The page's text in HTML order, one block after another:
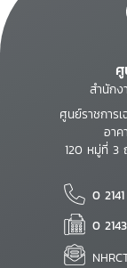
สำนัก
ศูนย์ราชการ
อาค
120 หมู่ที่ 3
0
0